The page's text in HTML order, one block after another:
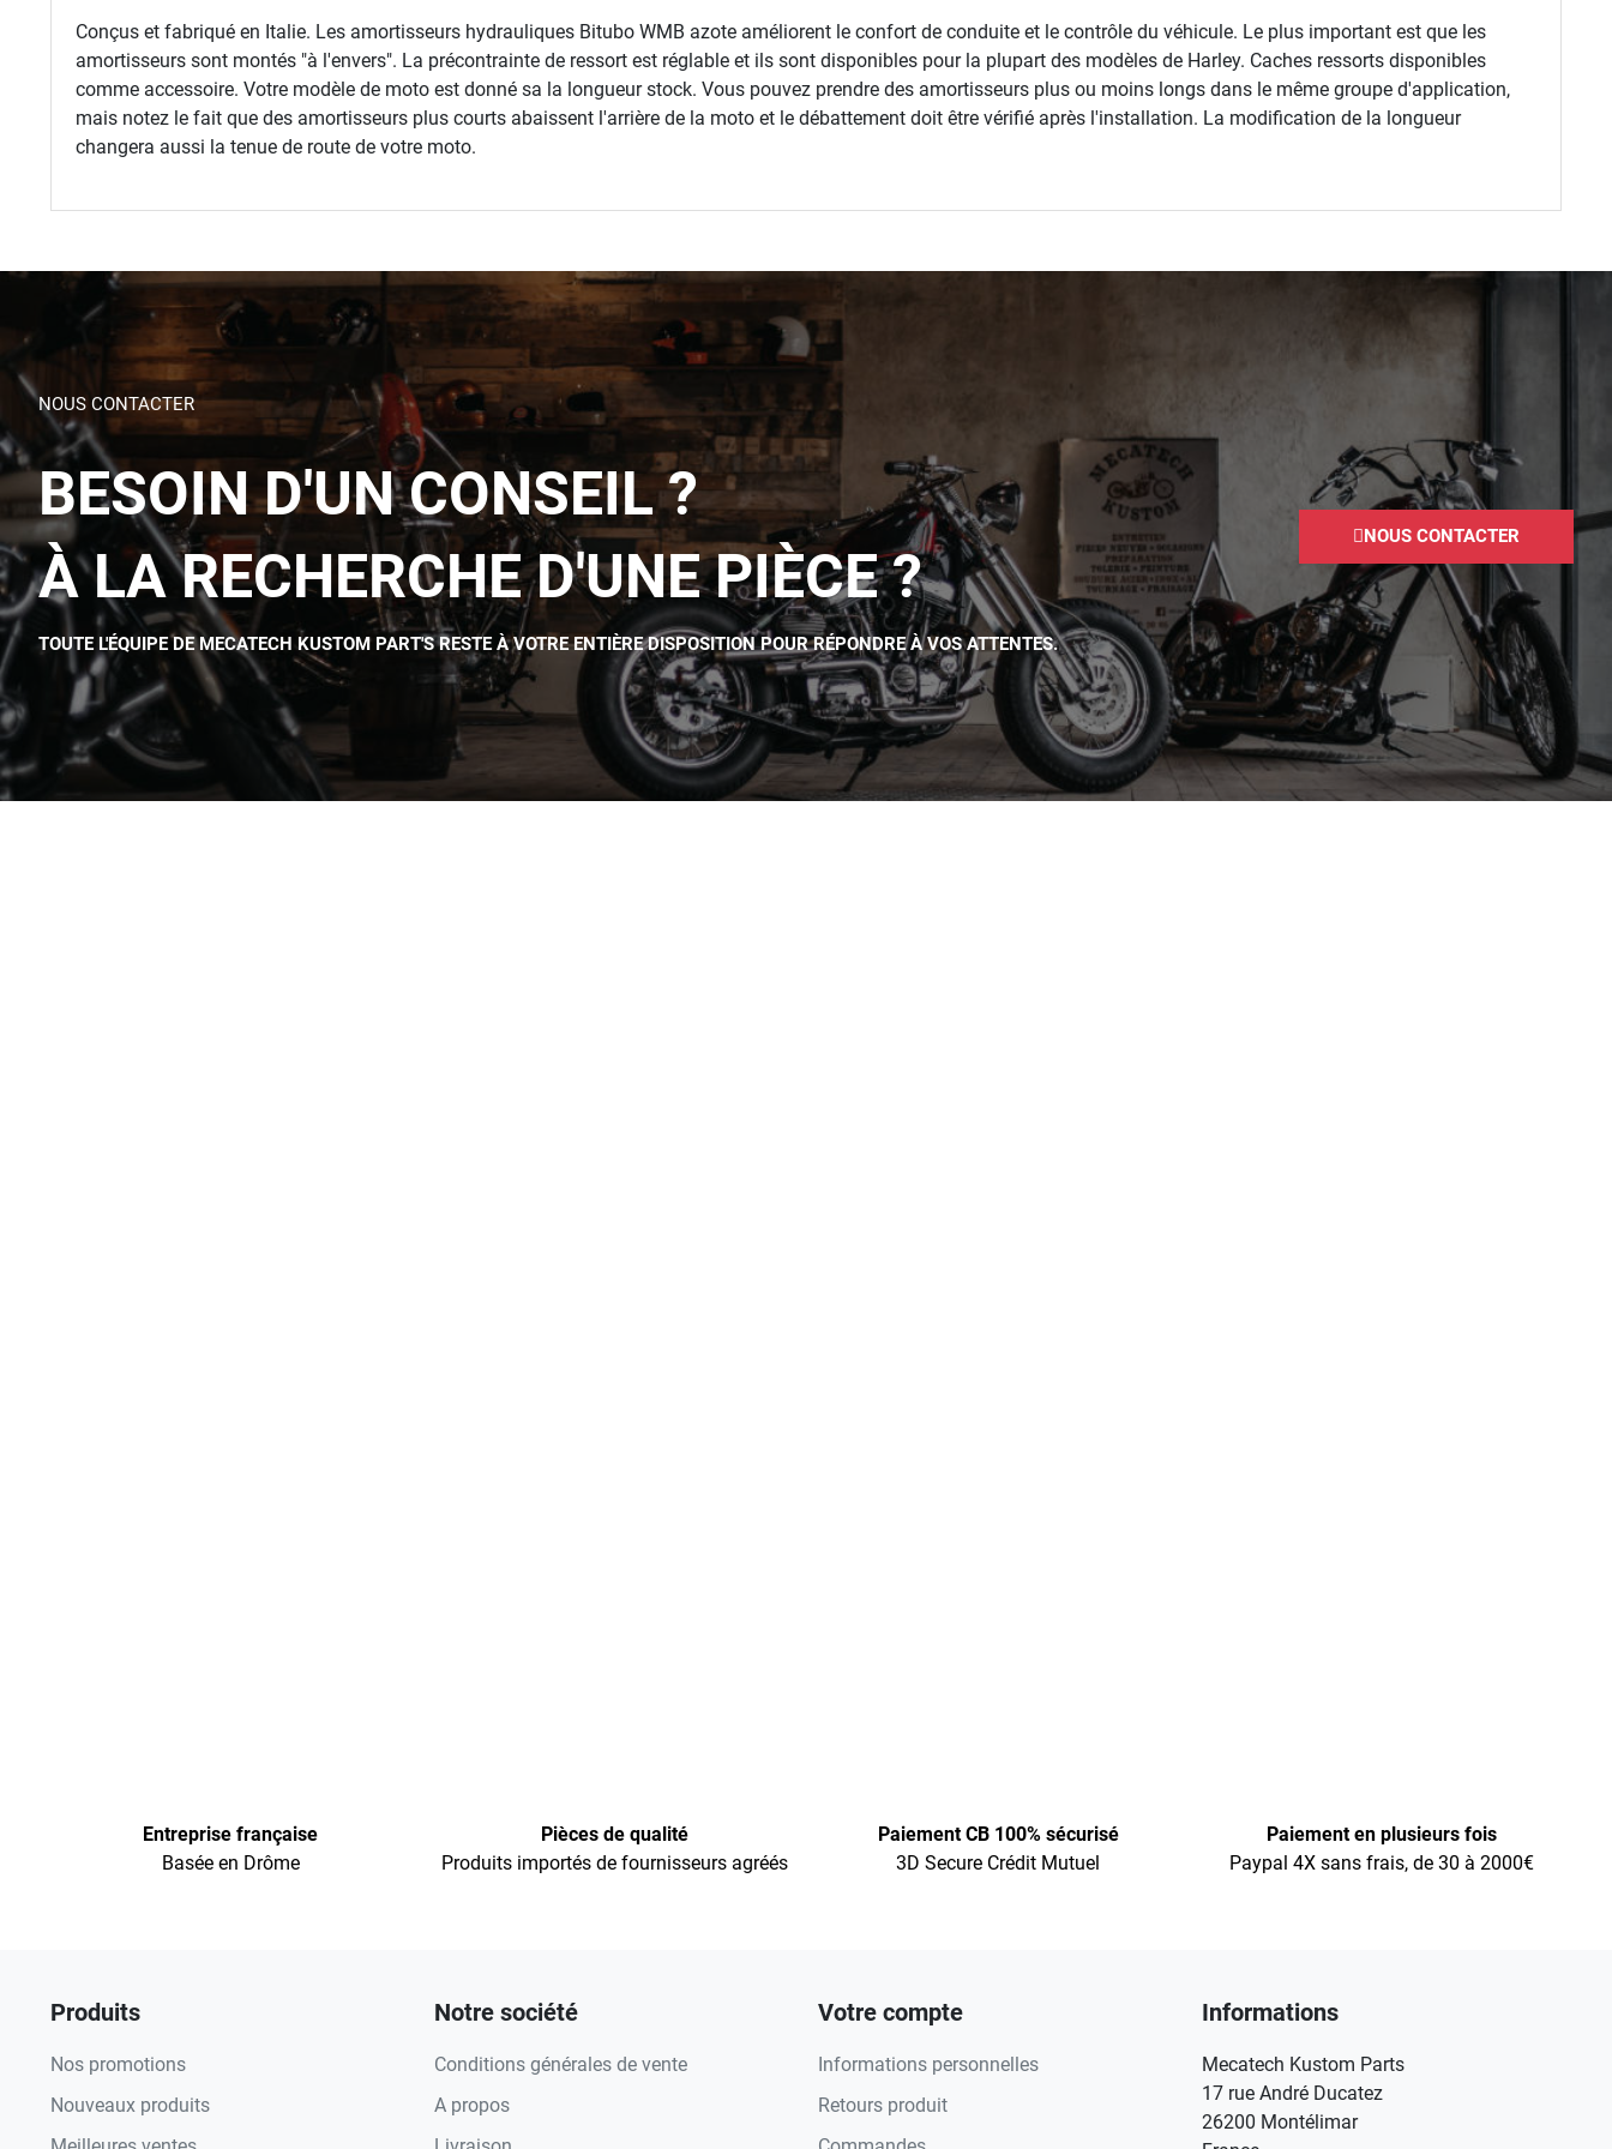
Conçus et fabriqué en Italie. Les amortisseurs hydrauliques Bitubo WMB azote améliorent le confort de conduite et le contrôle du véhicule. Le plus important est que les
amortisseurs sont montés "à l'envers". La précontrainte de ressort est réglable et ils sont disponibles pour la plupart des modèles de Harley. Caches ressorts disponibles
comme accessoire. Votre modèle de moto est donné sa la longueur stock. Vous pouvez prendre des amortisseurs plus ou moins longs dans le même groupe d'application,
mais notez le fait que des amortisseurs plus courts abaissent l'arrière de la moto et le débattement doit être vérifié après l'installation. La modification de la longueur
changera aussi la tenue de route de votre moto.
NOUS CONTACTER
BESOIN D'UN CONSEIL ?
À LA RECHERCHE D'UNE PIÈCE ?
TOUTE L'ÉQUIPE DE MECATECH KUSTOM PART'S RESTE À VOTRE ENTIÈRE DISPOSITION POUR RÉPONDRE À VOS ATTENTES.
NOUS CONTACTER
Entreprise française
Basée en Drôme
Pièces de qualité
Produits importés de fournisseurs agréés
Paiement CB 100% sécurisé
3D Secure Crédit Mutuel
Paiement en plusieurs fois
Paypal 4X sans frais, de 30 à 2000€
Produits
Nos promotions
Nouveaux produits
Notre société
Conditions générales de vente
A propos
Votre compte
Informations personnelles
Retours produit
Informations
Mecatech Kustom Parts
17 rue André Ducatez
26200 Montélimar